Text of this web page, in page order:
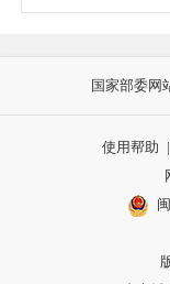
国家部委网
使用帮助 |